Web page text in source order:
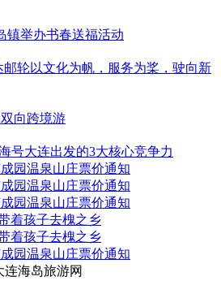
镇举办书春送福活动
邮轮以文化为帆，服务为桨，驶向新
向跨境游
号大连出发的3大核心竞争力
园温泉山庄票价通知
园温泉山庄票价通知
园温泉山庄票价通知
着孩子去槐之乡
着孩子去槐之乡
园温泉山庄票价通知
连海岛旅游网